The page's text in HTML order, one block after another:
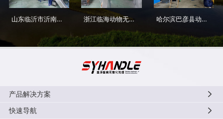
山东临沂市沂南县动物无害化处理中心 浙江临海动物无害化处理中心 哈尔滨巴彦县动物无害化处理中心
产品解决方案
快速导航